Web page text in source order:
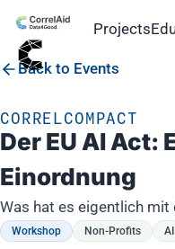
Projects
Back to Events
CORRELCOMPACT
Der EU AI Act:
Einordnung
Was hat es eigentlich mit
Workshop Non-Profits AI